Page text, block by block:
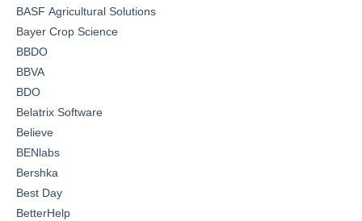
BASF Agricultural Solutions
Bayer Crop Science
BBDO
BBVA
BDO
Belatrix Software
Believe
BENlabs
Bershka
Best Day
BetterHelp